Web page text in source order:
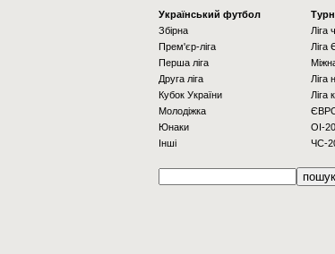
Українcький футбол
Збірна
Прем'єр-ліга
Перша ліга
Друга ліга
Кубок України
Молодіжка
Юнаки
Інші
Ліга
Ліга
Ліга
Ліга
OI-
ЧС-